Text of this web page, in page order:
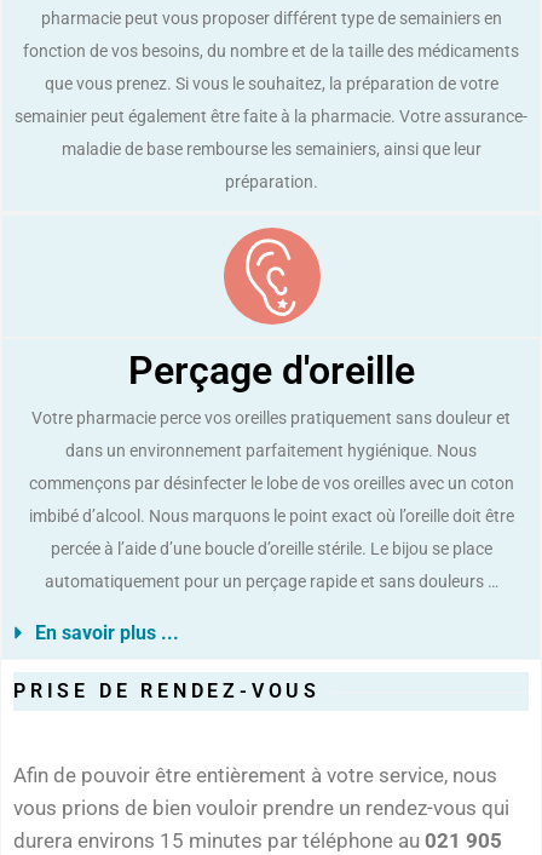
pharmacie peut vous proposer différent type de semainiers en
fonction de vos besoins, du nombre et de la taille des médicaments
que vous prenez. Si vous le souhaitez, la préparation de votre
semainier peut également être faite à la pharmacie. Votre assurance-
maladie de base rembourse les semainiers, ainsi que leur
préparation.
Perçage d'oreille
Votre pharmacie perce vos oreilles pratiquement sans douleur et
dans un environnement parfaitement hygiénique. Nous
commençons par désinfecter le lobe de vos oreilles avec un coton
imbibé d’alcool. Nous marquons le point exact où l’oreille doit être
percée à l’aide d’une boucle d’oreille stérile. Le bijou se place
automatiquement pour un perçage rapide et sans douleurs …
En savoir plus ...
PRISE DE RENDEZ-VOUS
Afin de pouvoir être entièrement à votre service, nous
vous prions de bien vouloir prendre un rendez-vous qui
durera environs 15 minutes par téléphone au 021 905